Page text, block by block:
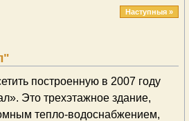
Наступныя »
построенную в 2007 году
Это трехэтажное здание,
тепло-водоснабжением,